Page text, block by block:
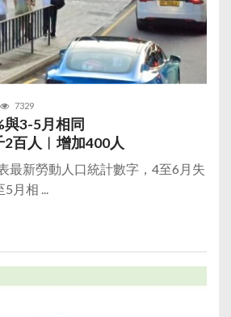
7329
與3-5月相同
百人︱增加400人
最新勞動人口統計數字，4至6月失
月相 ...